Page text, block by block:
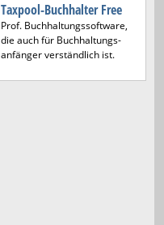
Taxpool-Buchhalter Free
Prof. Buchhaltungssoftware,
die auch für Buchhaltungs-
anfänger verständlich ist.